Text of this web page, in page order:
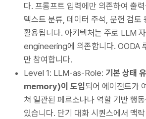
다. 프롬프트 입력에만 의존하여 출
텍스트 분류, 데이터 주석, 문헌 검토
활용됩니다. 아키텍처는 주로 LLM
engineering에 의존합니다. OODA
만 참여합니다.
Level 1: LLM-as-Role: 기본 상태
memory)이 도입되어 에이전트가
쳐 일관된 페르소나나 역할 기반 행
있습니다. 단기 대화 시퀀스에서 맥